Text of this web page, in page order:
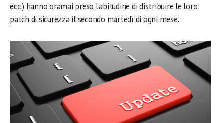
ecc.) hanno oramai preso l’abitudine di distribuire le loro
patch di sicurezza il secondo martedì di ogni mese.